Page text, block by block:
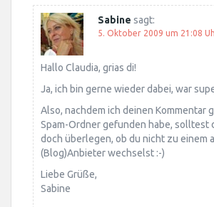
Sabine sagt:
5. Oktober 2009 um 21:08
Hallo Claudia, grias di!
Ja, ich bin gerne wieder dabei, war
Also, nachdem ich deinen Kommentar
Spam-Ordner gefunden habe, solltest
doch überlegen, ob du nicht zu einem
(Blog)Anbieter wechselst :-)
Liebe Grüße,
Sabine